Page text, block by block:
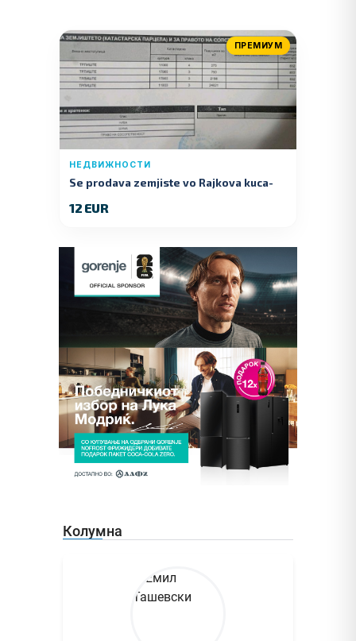
ПРЕМИУМ
НЕДВИЖНОСТИ
Se prodava zemjiste vo Rajkova kuca-
12 EUR
Колумна